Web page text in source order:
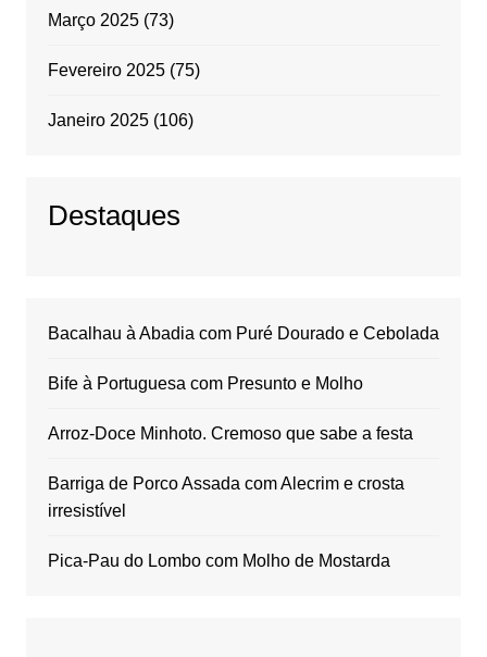
Março 2025(73)
Fevereiro 2025(75)
Janeiro 2025(106)
Destaques
Bacalhau à Abadia com Puré Dourado e Cebolada
Bife à Portuguesa com Presunto e Molho
Arroz-Doce Minhoto. Cremoso que sabe a festa
Barriga de Porco Assada com Alecrim e crosta
irresistível
Pica-Pau do Lombo com Molho de Mostarda